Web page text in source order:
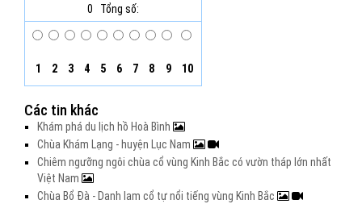
0
Tổng số:
1 2 3 4 5 6 7 8 9 10
Các tin khác
Khám phá du lịch hồ Hoà Bình
Chùa Khám Lạng - huyện Lục Nam
Chiêm ngưỡng ngôi chùa cổ vùng Kinh Bắc có vườn tháp lớn nhất
Việt Nam
Chùa Bổ Đà - Danh lam cổ tự nổi tiếng vùng Kinh Bắc